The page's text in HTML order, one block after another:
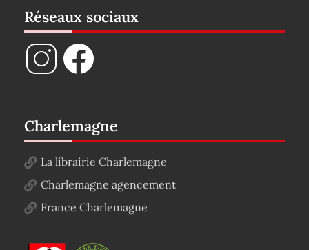
Réseaux sociaux
Charlemagne
La librairie Charlemagne
Charlemagne agencement
France Charlemagne